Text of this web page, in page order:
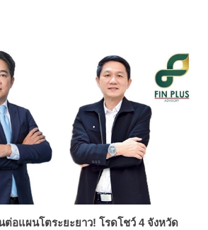
อแผนโตระยะยาว! โรดโชว์ 4 จังหวัด